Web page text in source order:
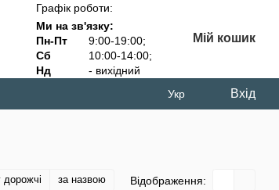
Графік роботи:
Ми на зв'язку:
Пн-Пт
9:00-19:00;
Сб
10:00-14:00;
Нд
- вихідний
Мій кошик
Укр Вхід
дорожчі за назвою Відображення: